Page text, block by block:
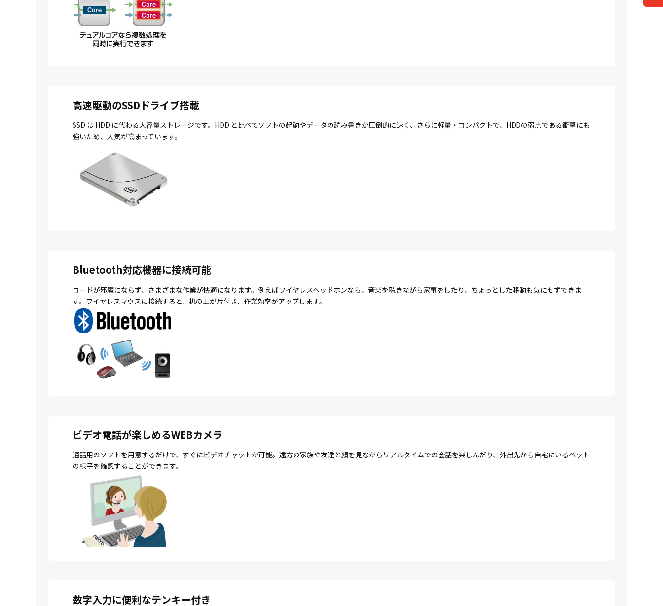
高速駆動のSSDドライブ搭載
SSD は HDD に代わる大容量ストレージです。HDD と比べてソフトの起動やデータの読み書きが圧倒的に速く、さらに軽量・コンパクトで、HDDの弱点である衝撃にも
強いため、人気が高まっています。
Bluetooth対応機器に接続可能
コードが邪魔にならず、さまざまな作業が快適になります。例えばワイヤレスヘッドホンなら、音楽を聴きながら家事をしたり、ちょっとした移動も気にせずできま
す。ワイヤレスマウスに接続すると、机の上が片付き、作業効率がアップします。
ビデオ電話が楽しめるWEBカメラ
通話用のソフトを用意するだけで、すぐにビデオチャットが可能。遠方の家族や友達と顔を見ながらリアルタイムでの会話を楽しんだり、外出先から自宅にいるペット
の様子を確認することができます。
数字入力に便利なテンキー付き